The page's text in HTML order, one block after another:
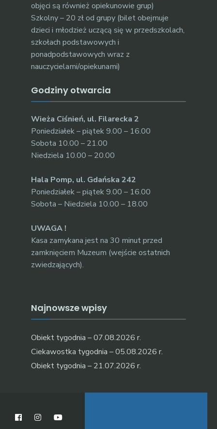
objęci są również opiekunowie grup)
Szkolny – 20 zł od grupy (bilet obejmuje
dzieci i młodzież uczącą się w przedszkolach,
szkołach podstawowych i
ponadpodstawowych wraz z
nauczycielami/opiekunami)
Godziny otwarcia
Wieża Ciśnień, ul. Filarecka 2
Poniedziałek – piątek 9.00 – 16.00
Sobota 10.00 – 21.00
Niedziela 10.00 – 20.00
Hala Pomp, ul. Gdańska 242
Poniedziałek – piątek 9.00 – 16.00
Sobota – Niedziela 10.00 – 18.00
UWAGA !
Kasa zamykana jest na 30 minut przed
zamknięciem Muzeum (wejście ostatnich
zwiedzających).
Najnowsze wpisy
Obiekt tygodnia – 07.08.2026 r.
Ciekawostka tygodnia – 05.08.2026 r.
Obiekt tygodnia – 21.07.2026 r.